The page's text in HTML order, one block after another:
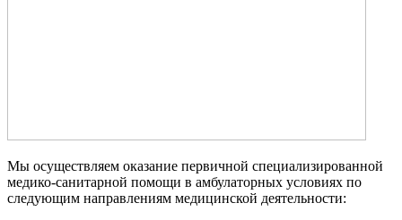
Мы осуществляем оказание первичной специализированной
медико-санитарной помощи в амбулаторных условиях по
следующим направлениям медицинской деятельности: